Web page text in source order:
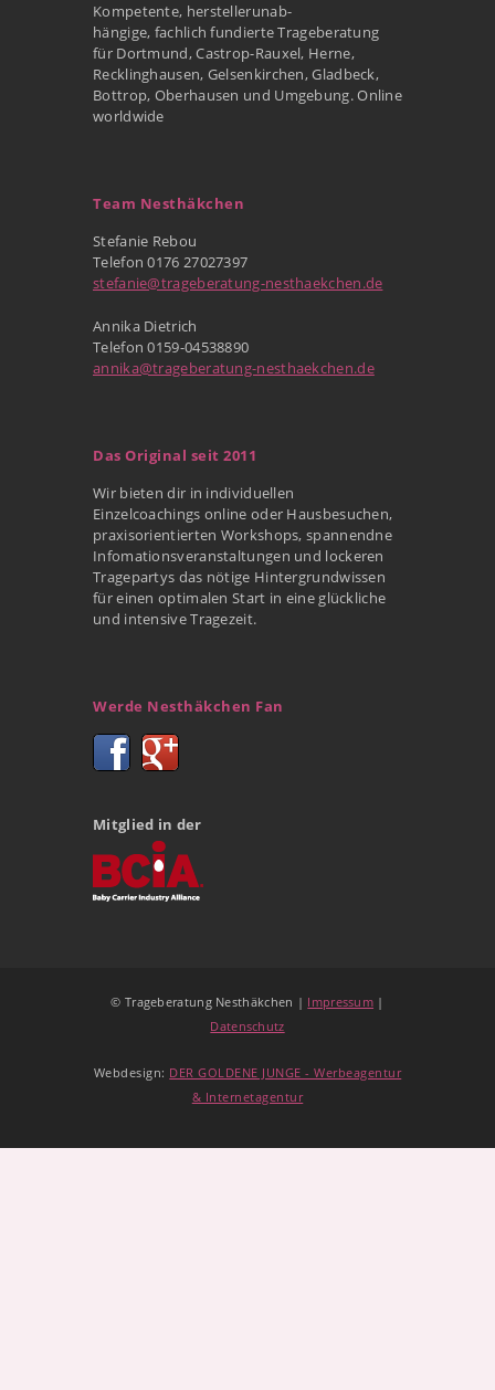
Kompetente, herstellerunab-
hängige, fachlich fundierte Trageberatung
für Dortmund, Castrop-Rauxel, Herne,
Recklinghausen, Gelsenkirchen, Gladbeck,
Bottrop, Oberhausen und Umgebung. Online
worldwide
Team Nesthäkchen
Stefanie Rebou
Telefon 0176 27027397
stefanie@trageberatung-nesthaekchen.de
Annika Dietrich
Telefon 0159-04538890
annika@trageberatung-nesthaekchen.de
Das Original seit 2011
Wir bieten dir in individuellen
Einzelcoachings online oder Hausbesuchen,
praxisorientierten Workshops, spannendne
Infomationsveranstaltungen und lockeren
Tragepartys das nötige Hintergrundwissen
für einen optimalen Start in eine glückliche
und intensive Tragezeit.
Werde Nesthäkchen Fan
Mitglied in der
© Trageberatung Nesthäkchen | Impressum |
Datenschutz
Webdesign: DER GOLDENE JUNGE - Werbeagentur
& Internetagentur